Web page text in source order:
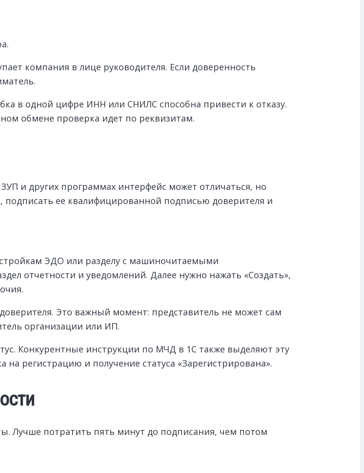
компания в лице руководителя. Если доверенность
в одной цифре ИНН или СНИЛС способна привести к отказу.
обмене проверка идет по реквизитам.
и других программах интерфейс может отличаться, но
подписать ее квалифицированной подписью доверителя и
ЭДО или разделу с машиночитаемыми
отчетности и уведомлений. Далее нужно нажать «Создать»,
Это важный момент: представитель не может сам
организации или ИП.
Конкурентные инструкции по МЧД в 1С также выделяют эту
на регистрацию и получение статуса «Зарегистрирована».
Лучше потратить пять минут до подписания, чем потом